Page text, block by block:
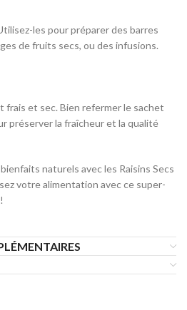
les pour préparer des barres
de fruits secs, ou des infusions.
frais et sec. Bien refermer le sachet
préserver la fraîcheur et la qualité
naturels avec les Raisins Secs
votre alimentation avec ce super-